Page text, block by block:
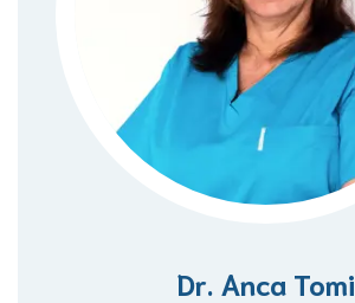
Dr. Anca Tomi